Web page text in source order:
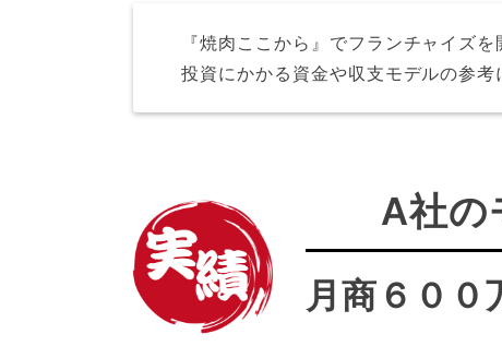
『焼肉ここから』でフランチャイズ
投資にかかる資金や収支モデルの参考
A社の
月商６０